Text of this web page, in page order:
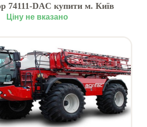
74111-DAC купити м. Київ
Ціну не вказано